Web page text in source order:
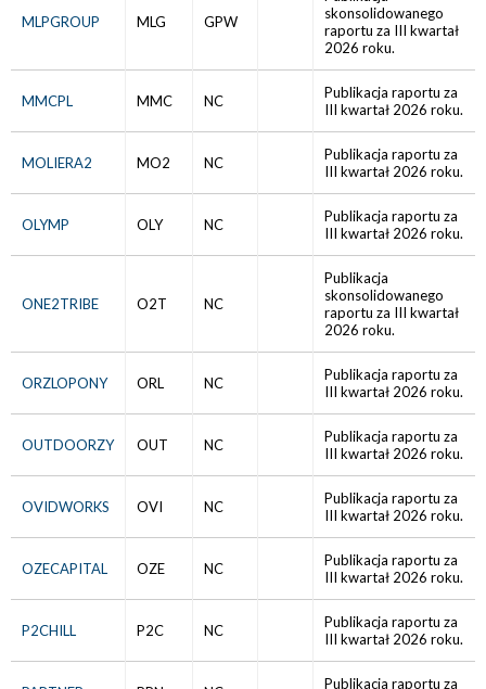
MLPGROUP MLG GPW
skonsolidowanego
raportu za III kwartał
2026 roku.
MMCPL MMC NC
Publikacja raportu za
III kwartał 2026 roku.
MOLIERA2 MO2 NC
Publikacja raportu za
III kwartał 2026 roku.
OLYMP OLY NC
Publikacja raportu za
III kwartał 2026 roku.
ONE2TRIBE O2T NC
Publikacja
skonsolidowanego
raportu za III kwartał
2026 roku.
ORZLOPONY ORL NC
Publikacja raportu za
III kwartał 2026 roku.
OUTDOORZY OUT NC
Publikacja raportu za
III kwartał 2026 roku.
OVIDWORKS OVI NC
Publikacja raportu za
III kwartał 2026 roku.
OZECAPITAL OZE NC
Publikacja raportu za
III kwartał 2026 roku.
P2CHILL P2C NC
Publikacja raportu za
III kwartał 2026 roku.
Publikacja raportu za